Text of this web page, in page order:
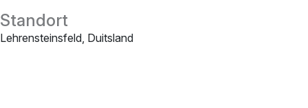
Standort
Lehrensteinsfeld, Duitsland